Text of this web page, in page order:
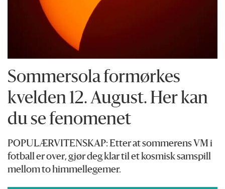
Sommersola formørkes
kvelden 12. August. Her kan
du se fenomenet
POPULÆRVITENSKAP: Etter at sommerens VM i
fotball er over, gjør deg klar til et kosmisk samspill
mellom to himmellegemer.